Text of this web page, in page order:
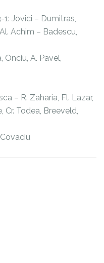
1: Jovici – Dumitras,
Achim – Badescu,
Onciu, A. Pavel,
– R. Zaharia, Fl. Lazar,
Cr. Todea, Breeveld,